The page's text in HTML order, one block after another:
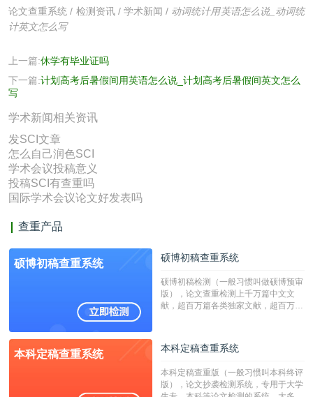
论文查重系统 / 检测资讯/ 学术新闻 / 动词统计用英语怎么说_动词统
计英文怎么写
上一篇:休学有毕业证吗
下一篇:计划高考后暑假间用英语怎么说_计划高考后暑假间英文怎么
写
学术新闻相关资讯
发SCI文章
怎么自己润色SCI
学术会议投稿意义
投稿SCI有查重吗
国际学术会议论文好发表吗
查重产品
硕博初稿查重系统 硕博初稿查重系统
硕博初稿检测（一般习惯叫做硕博预审
版），论文查重检测上千万篇中文文
献，超百万篇各类独家文献，超百万港
校用来检测硕博论文的系统，检测范围
广，数据来源真实，检测算法合理!本
字符数30万）
本科定稿查重系统 本科定稿查重系统
本科定稿查重版（一般习惯叫本科终评
版），论文抄袭检测系统，专用于大学